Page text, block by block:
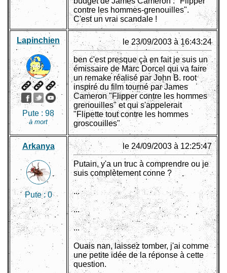
contre les hommes-grenouilles".
C'est un vrai scandale !
Lapinchien
Pute : 98
à mort
le 23/09/2003 à 16:43:24
ben c'est presque çà en fait je suis un
émissaire de Marc Dorcel qui va faire
un remake réalisé par John B. root
inspiré du film tourné par James
Cameron "Flipper contre les hommes
grenouilles" et qui s'appelerait
"Flipette tout contre les hommes
groscouilles"
Arkanya
Pute :0
le 24/09/2003 à 12:25:47
Putain, y'a un truc à comprendre ou je
suis complètement conne ?
...
...
...
Ouais nan, laissez tomber, j'ai comme
une petite idée de la réponse à cette
question.